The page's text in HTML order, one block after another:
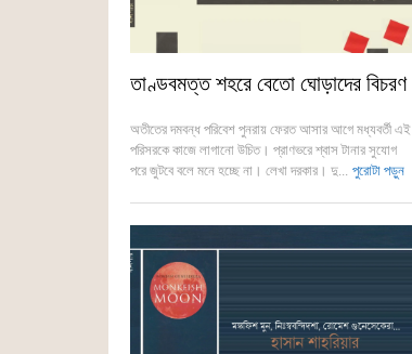
তাণ্ডবমত্ত শহরে বেতো ঘোড়াদের বিচরণ
অতীতের দমবন্ধ পরিবেশ পুনরায় ফেরত আসার আগে মধ্যবর্তী এই
পরিসরকে কাজে লাগানো উচিত। প্রাণভরে শ্বাস টানার সুযোগ
পরে জুটবে বলে মনে হচ্ছে না। লেখা দরকার। দু... পুরোটা পড়ুন